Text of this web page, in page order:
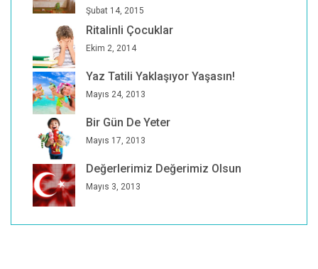
Şubat 14, 2015
Ritalinli Çocuklar
Ekim 2, 2014
Yaz Tatili Yaklaşıyor Yaşasın!
Mayıs 24, 2013
Bir Gün De Yeter
Mayıs 17, 2013
Değerlerimiz Değerimiz Olsun
Mayıs 3, 2013